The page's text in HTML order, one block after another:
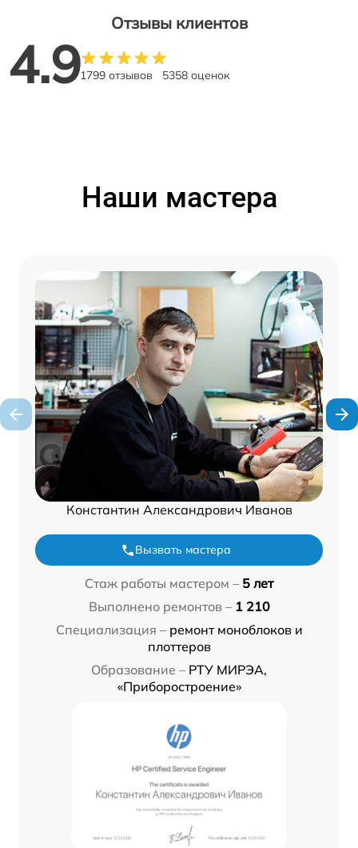
Отзывы клиентов
4.91799 отзывов 5358 оценок
Наши мастера
Константин Александрович Иванов
Вызвать мастера
Стаж работы мастером – 5 лет
Выполнено ремонтов – 1 210
Специализация – ремонт моноблоков и
плоттеров
Образование – РТУ МИРЭА,
«Приборостроение»